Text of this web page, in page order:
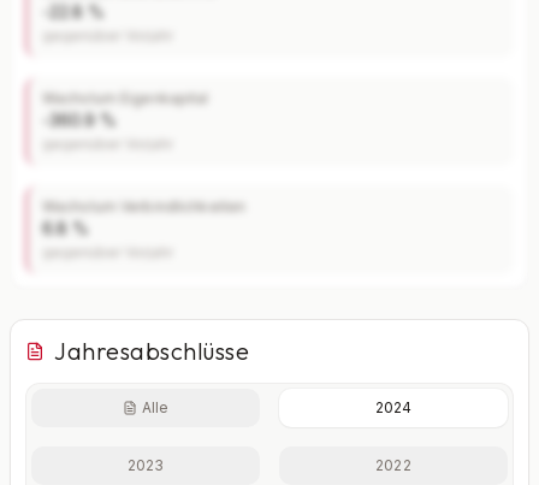
-22.8 %
Wachstum Eigenkapital
-360.9 %
Wachstum Verbindlichkeiten
6.8 %
Jahresabschlüsse
Alle 2024
2023 2022